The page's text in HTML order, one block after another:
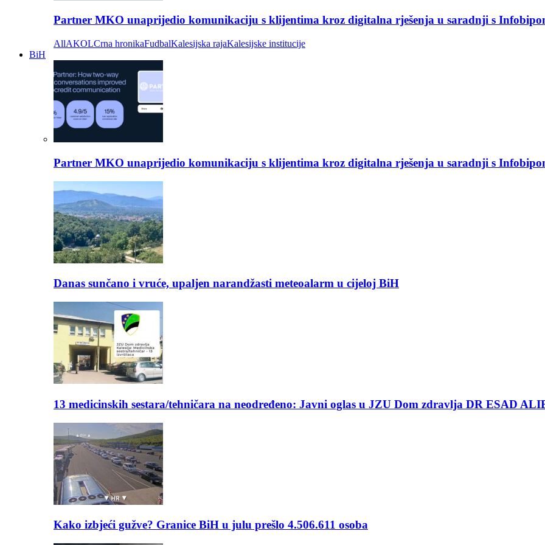
Partner MKO unaprijedio komunikaciju s klijentima kroz digitalna rješenja u saradnji s
AllAKOLCrna hronikaFudbalKalesijska rajaKalesijske institucije
BiH
Partner MKO unaprijedio komunikaciju s klijentima kroz digitalna rješenja u saradnji s
Danas sunčano i vruće, upaljen narandžasti meteoalarm u cijeloj BiH
13 medicinskih sestara/tehničara na neodređeno: Javni oglas u JZU Dom zdravlja DR ESAD
Kako izbjeći gužve? Granice BiH u julu prešlo 4.506.611 osoba